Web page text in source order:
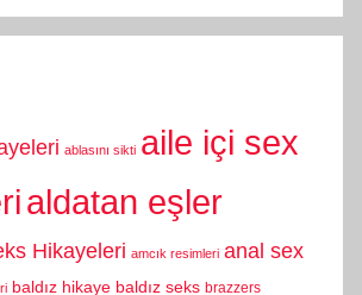
ablasını sikti aile içi sex
aldatan eşler
Hikayeleri amcık resimleri anal sex
baldız hikaye baldız seks brazzers